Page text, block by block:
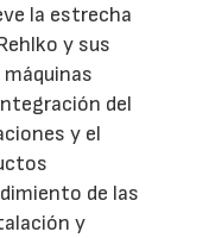
la estrecha
y sus
máquinas
del
y el
de las
y